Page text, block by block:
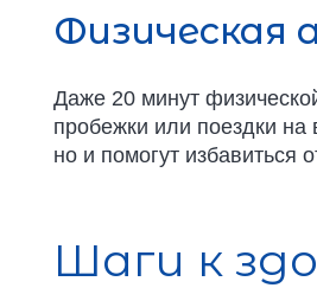
Физическая
Даже 20 минут
пробежки или поездки на
но и помогут избавиться
Шаги к